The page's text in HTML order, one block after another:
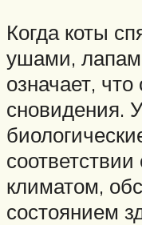
Когда коты
ушами,
означает,
сновидения.
климатом,
состоянием